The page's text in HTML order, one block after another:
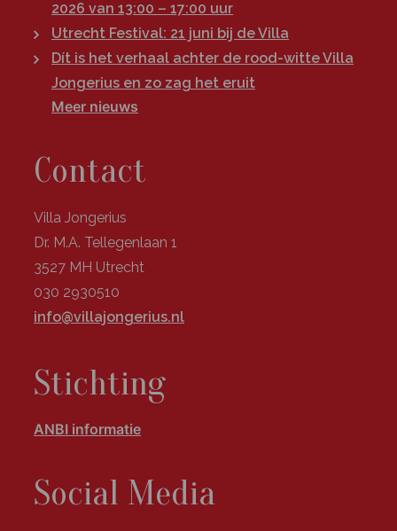
2026 van 13:00 – 17:00 uur
Utrecht Festival: 21 juni bij de Villa
Dít is het verhaal achter de rood-witte Villa
Jongerius en zo zag het eruit
Meer nieuws
Contact
Villa Jongerius
Dr. M.A. Tellegenlaan 1
3527 MH Utrecht
030 2930510
info@villajongerius.nl
Stichting
ANBI informatie
Social Media